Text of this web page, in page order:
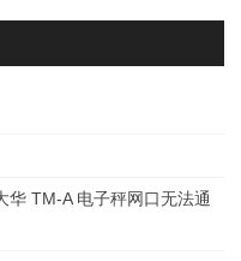
握
手
华 TM-A 电子秤网口无法通